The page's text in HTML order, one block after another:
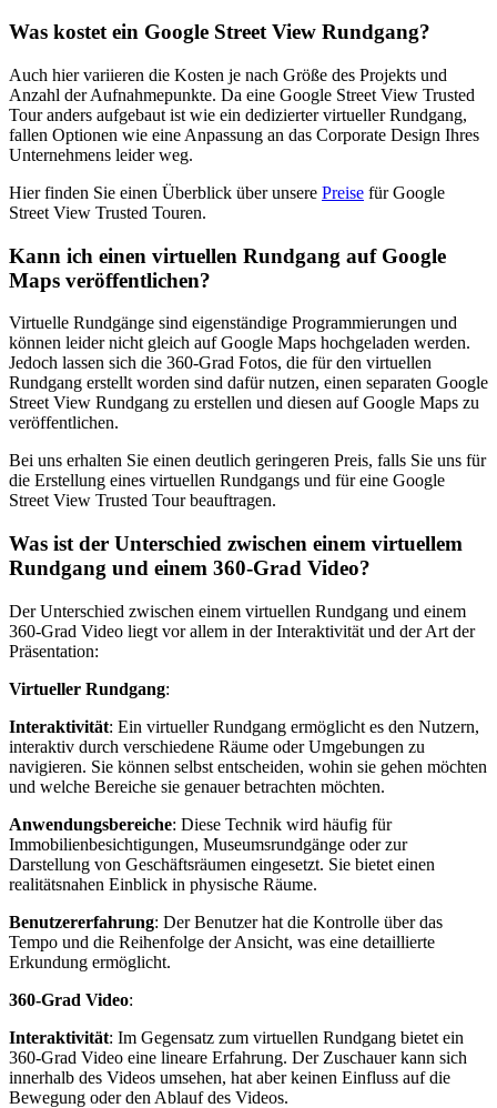
Was kostet ein Google Street View Rundgang?
Auch hier variieren die Kosten je nach Größe des Projekts und
Anzahl der Aufnahmepunkte. Da eine Google Street View Trusted
Tour anders aufgebaut ist wie ein dedizierter virtueller Rundgang,
fallen Optionen wie eine Anpassung an das Corporate Design Ihres
Unternehmens leider weg.
Hier finden Sie einen Überblick über unsere Preise für Google
Street View Trusted Touren.
Kann ich einen virtuellen Rundgang auf Google
Maps veröffentlichen?
Virtuelle Rundgänge sind eigenständige Programmierungen und
können leider nicht gleich auf Google Maps hochgeladen werden.
Jedoch lassen sich die 360-Grad Fotos, die für den virtuellen
Rundgang erstellt worden sind dafür nutzen, einen separaten Google
Street View Rundgang zu erstellen und diesen auf Google Maps zu
veröffentlichen.
Bei uns erhalten Sie einen deutlich geringeren Preis, falls Sie uns für
die Erstellung eines virtuellen Rundgangs und für eine Google
Street View Trusted Tour beauftragen.
Was ist der Unterschied zwischen einem virtuellem
Rundgang und einem 360-Grad Video?
Der Unterschied zwischen einem virtuellen Rundgang und einem
360-Grad Video liegt vor allem in der Interaktivität und der Art der
Präsentation:
Virtueller Rundgang:
Interaktivität: Ein virtueller Rundgang ermöglicht es den Nutzern,
interaktiv durch verschiedene Räume oder Umgebungen zu
navigieren. Sie können selbst entscheiden, wohin sie gehen möchten
und welche Bereiche sie genauer betrachten möchten.
Anwendungsbereiche: Diese Technik wird häufig für
Immobilienbesichtigungen, Museumsrundgänge oder zur
Darstellung von Geschäftsräumen eingesetzt. Sie bietet einen
realitätsnahen Einblick in physische Räume.
Benutzererfahrung: Der Benutzer hat die Kontrolle über das
Tempo und die Reihenfolge der Ansicht, was eine detaillierte
Erkundung ermöglicht.
360-Grad Video:
Interaktivität: Im Gegensatz zum virtuellen Rundgang bietet ein
360-Grad Video eine lineare Erfahrung. Der Zuschauer kann sich
innerhalb des Videos umsehen, hat aber keinen Einfluss auf die
Bewegung oder den Ablauf des Videos.